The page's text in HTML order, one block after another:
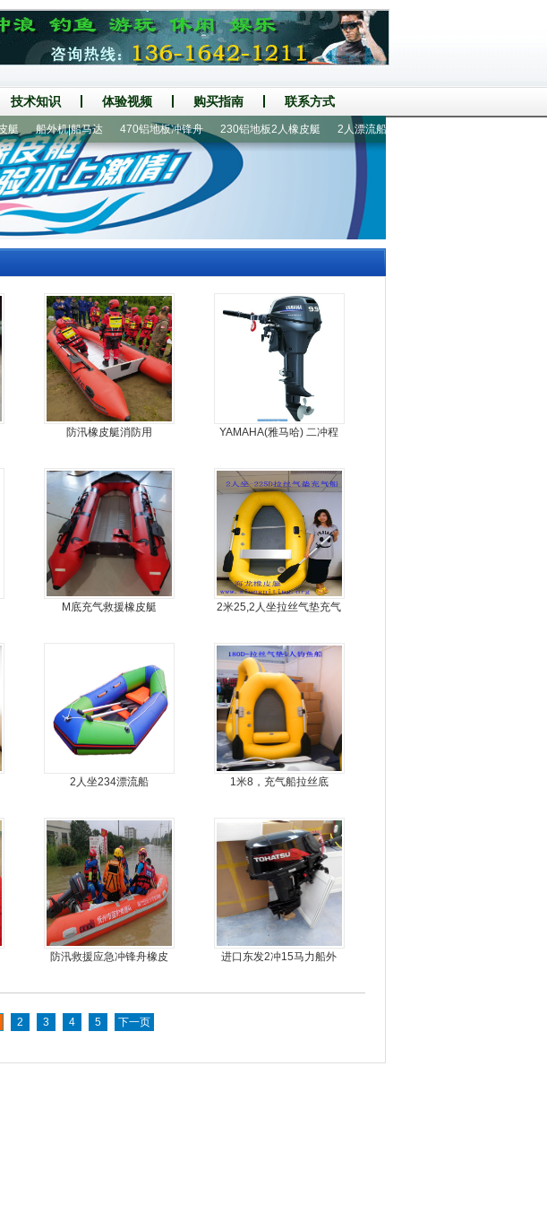
技术知识 体验视频 购买指南 联系方式
船外机|船马达 470铝地板冲锋舟 230铝地板2人橡皮艇 2人漂流船 手摇螺旋桨推进器
防汛橡皮艇消防用
YAMAHA(雅马哈) 二冲程
M底充气救援橡皮艇
2米25,2人坐拉丝气垫充气
2人坐234漂流船 1米8，充气船拉丝底
防汛救援应急冲锋舟橡皮
进口东发2冲15马力船外
2 3 4 5 下一页